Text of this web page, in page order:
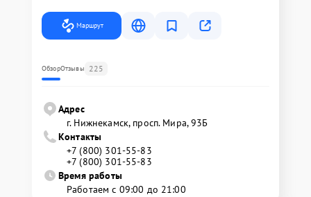
Маршрут
ОбзорОтзывы 225
Адрес
г. Нижнекамск, просп. Мира, 93Б
Контакты
+7 (800) 301-55-83
+7 (800) 301-55-83
Время работы
Работаем с 09:00 до 21:00